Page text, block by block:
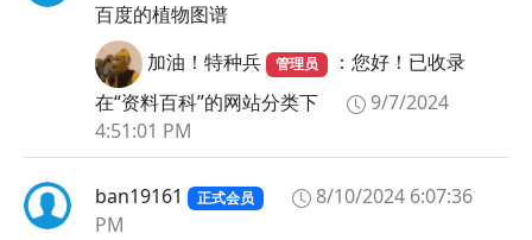
百度的植物图谱
加油！特种兵
管理员
：您好！已收录
在“资料百科”的网站分类下
9/7/2024
4:51:01 PM
ban19161 正式会员
8/10/2024 6:07:36
PM